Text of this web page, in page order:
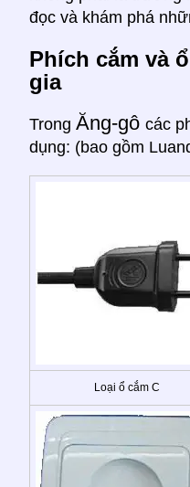
đọc và khám phá
Phích cắm và
gia
Trong Ăng-gô các
dụng: (bao gồm
Loại ổ cắm C